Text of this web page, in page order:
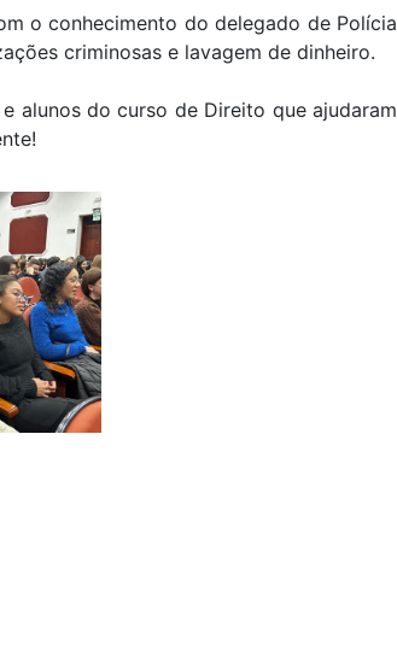
o conhecimento do delegado de Polícia
criminosas e lavagem de dinheiro.
alunos do curso de Direito que ajudaram